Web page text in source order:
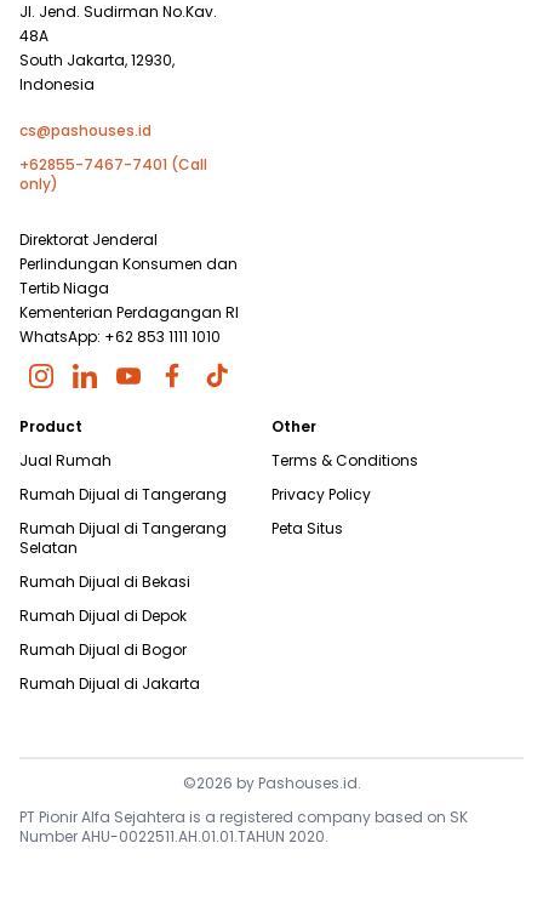
Jl. Jend. Sudirman No.Kav.
48A
South Jakarta, 12930,
Indonesia
cs@pashouses.id
+62855-7467-7401 (Call
only)
Direktorat Jenderal
Perlindungan Konsumen dan
Tertib Niaga
Kementerian Perdagangan RI
WhatsApp: +62 853 1111 1010
Product
Jual Rumah
Rumah Dijual di Tangerang
Rumah Dijual di Tangerang
Selatan
Rumah Dijual di Bekasi
Rumah Dijual di Depok
Rumah Dijual di Bogor
Rumah Dijual di Jakarta
Other
Terms & Conditions
Privacy Policy
Peta Situs
©2026 by Pashouses.id.
PT Pionir Alfa Sejahtera is a registered company based on SK
Number AHU-0022511.AH.01.01.TAHUN 2020.